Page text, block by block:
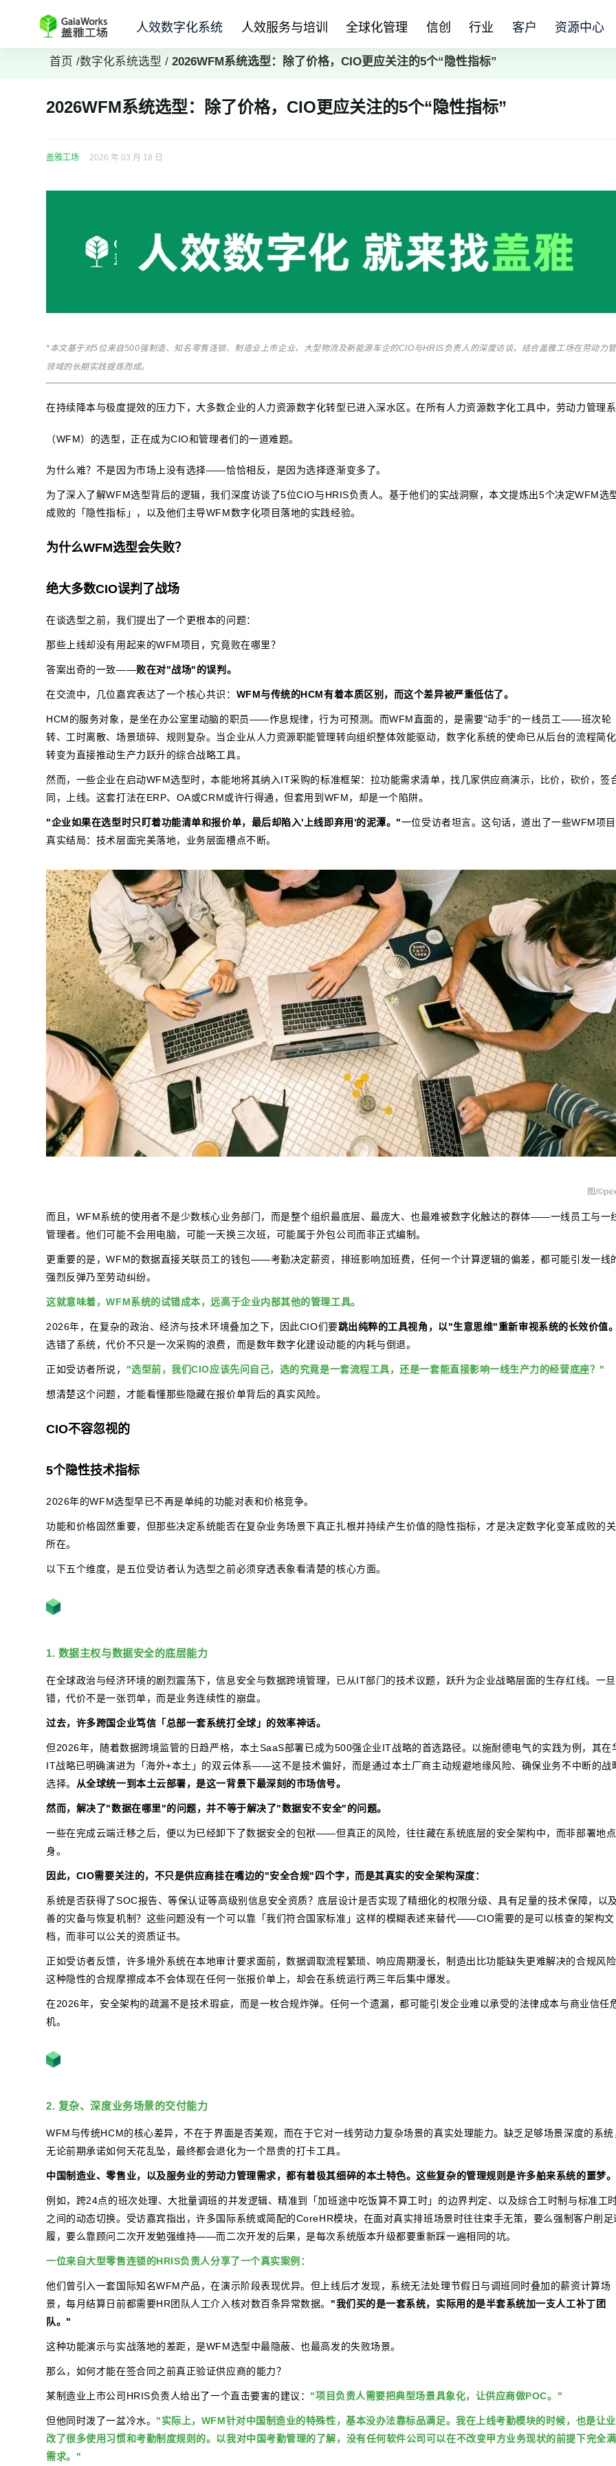
人效数字化系统 人效服务与培训 全球化管理 信创 行业 客户 资源中心
首页 /数字化系统选型 / 2026WFM系统选型：除了价格，CIO更应关注的5个“隐性指标”
2026WFM系统选型：除了价格，CIO更应关注的5个“隐性指标”
盖雅工场 2026 年 03 月 18 日
*本文基于对5位来自500强制造、知名零售连锁、制造业上市企业、大型物流及新能源车企的CIO与HRIS负责人的深度访谈，结合盖雅工场在劳动力
领域的长期实践提炼而成。
在持续降本与极度提效的压力下，大多数企业的人力资源数字化转型已进入深水区。在所有人力资源数字化工具中， 劳动力管理
（WFM）的选型，正在成为CIO和管理者们的一道难题。
为什么难？不是因为市场上没有选择——恰恰相反，是因为选择逐渐变多了。
为了深入了解WFM选型背后的逻辑，我们深度访谈了5位CIO与HRIS负责人。基于他们的实战洞察，本文提炼出5个决定WFM选
成败的「隐性指标」，以及他们主导WFM数字化项目落地的实践经验。
为什么WFM选型会失败？
绝大多数CIO误判了战场
在谈选型之前，我们提出了一个更根本的问题：
那些上线却没有用起来的WFM项目，究竟败在哪里？
答案出奇的一致——败在对"战场"的误判。
在交流中，几位嘉宾表达了一个核心共识： WFM与传统的HCM有着本质区别，而这个差异被严重低估了。
HCM的服务对象，是坐在办公室里动脑的职员——作息规律，行为可预测。而WFM直面的，是需要"动手"的一线员工——班次轮
转、工时离散、场景琐碎、规则复杂。当企业从人力资源职能管理转向组织整体效能驱动，数字化系统的使命已从后台的流程简化
转变为直接推动生产力跃升的综合战略工具。
然而，一些企业在启动WFM选型时，本能地将其纳入IT采购的标准框架：拉功能需求清单，找几家供应商演示，比价，砍价，签
同，上线。这套打法在ERP、OA或CRM或许行得通，但套用到WFM，却是一个陷阱。
"企业如果在选型时只盯着功能清单和报价单，最后却陷入'上线即弃用'的泥潭。"一位受访者坦言。这句话，道出了一些WFM项
真实结局：技术层面完美落地，业务层面槽点不断。
图/
而且，WFM系统的使用者不是少数核心业务部门，而是整个组织最底层、最庞大、也最难被数字化触达的群体——一线员工与一
管理者。他们可能不会用电脑，可能一天换三次班，可能属于外包公司而非正式编制。
更重要的是，WFM的数据直接关联员工的钱包——考勤决定薪资，排班影响加班费，任何一个计算逻辑的偏差，都可能引发一线
强烈反弹乃至劳动纠纷。
这就意味着，WFM系统的试错成本，远高于企业内部其他的管理工具。
2026年，在复杂的政治、经济与技术环境叠加之下，因此CIO们要跳出纯粹的工具视角，以"生意思维"重新审视系统的长效价值。
选错了系统，代价不只是一次采购的浪费，而是数年数字化建设动能的内耗与倒退。
正如受访者所说， "选型前，我们CIO应该先问自己，选的究竟是一套流程工具，还是一套能直接影响一线生产力的经营底座？"
想清楚这个问题，才能看懂那些隐藏在报价单背后的真实风险。
CIO不容忽视的
5个隐性技术指标
2026年的WFM选型早已不再是单纯的功能对表和价格竞争。
功能和价格固然重要，但那些决定系统能否在复杂业务场景下真正扎根并持续产生价值的隐性指标，才是决定数字化变革成败的
所在。
以下五个维度，是五位受访者认为选型之前必须穿透表象看清楚的核心方面。
1. 数据主权与数据安全的底层能力
在全球政治与经济环境的剧烈震荡下，信息安全与数据跨境管理，已从IT部门的技术议题，跃升为企业战略层面的生存红线。一
错，代价不是一张罚单，而是业务连续性的崩盘。
过去，许多跨国企业笃信「总部一套系统打全球」的效率神话。
但2026年，随着数据跨境监管的日趋严格，本土SaaS部署已成为500强企业IT战略的首选路径。以施耐德电气的实践为例，其在
IT战略已明确演进为「海外+本土」的双云体系——这不是技术偏好，而是通过本土厂商主动规避地缘风险、确保业务不中断的战
选择。 从全球统一到本土云部署，是这一背景下最深刻的市场信号。
然而，解决了"数据在哪里"的问题，并不等于解决了"数据安不安全"的问题。
一些在完成云端迁移之后，便以为已经卸下了数据安全的包袱——但真正的风险，往往藏在系统底层的安全架构中，而非部署地
身。
因此，CIO需要关注的，不只是供应商挂在嘴边的"安全合规"四个字，而是其真实的安全架构深度：
系统是否获得了SOC报告、等保认证等高级别信息安全资质？底层设计是否实现了精细化的权限分级、具有足量的技术保障，以
善的灾备与恢复机制？这些问题没有一个可以靠「我们符合国家标准」这样的模糊表述来替代——CIO需要的是可以核查的架构文
档，而非可以公关的资质证书。
正如受访者反馈，许多境外系统在本地审计要求面前，数据调取流程繁琐、响应周期漫长，制造出比功能缺失更难解决的合规风险
这种隐性的合规摩擦成本不会体现在任何一张报价单上，却会在系统运行两三年后集中爆发。
在2026年，安全架构的疏漏不是技术瑕疵，而是一枚合规炸弹。任何一个遗漏，都可能引发企业难以承受的法律成本与商业信任
机。
2. 复杂、深度业务场景的交付能力
WFM与传统HCM的核心差异，不在于界面是否美观，而在于它对一线劳动力复杂场景的真实处理能力。缺乏足够场景深度的系统
无论前期承诺如何天花乱坠，最终都会退化为一个昂贵的打卡工具。
中国制造业、零售业，以及服务业的劳动力管理需求，都有着极其细碎的本土特色。这些复杂的管理规则是许多舶来系统的噩梦。
例如，跨24点的班次处理、大批量调班的并发逻辑、精准到「加班途中吃饭算不算工时」的边界判定、以及综合工时制与标准工
之间的动态切换。受访嘉宾指出，许多国际系统或简配的CoreHR模块，在面对真实排班场景时往往束手无策，要么强制客户削足
履，要么靠顾问二次开发勉强维持——而二次开发的后果，是每次系统版本升级都要重新踩一遍相同的坑。
一位来自大型零售连锁的HRIS负责人分享了一个真实案例：
他们曾引入一套国际知名WFM产品，在演示阶段表现优异。但上线后才发现，系统无法处理节假日与调班同时叠加的薪资计算场
景，每月结算日前都需要HR团队人工介入核对数百条异常数据。 "我们买的是一套系统，实际用的是半套系统加一支人工补丁团
队。"
这种功能演示与实战落地的差距，是WFM选型中最隐蔽、也最高发的失败场景。
那么，如何才能在签合同之前真正验证供应商的能力？
某制造业上市公司HRIS负责人给出了一个直击要害的建议： "项目负责人需要把典型场景具象化，让供应商做POC。"
但他同时泼了一盆冷水。 "实际上，WFM针对中国制造业的特殊性，基本没办法靠标品满足。我在上线考勤模块的时候，也是让
改了很多使用习惯和考勤制度规则的。以我对中国考勤管理的了解，没有任何软件公司可以在不改变甲方业务现状的前提下完全
需求。"